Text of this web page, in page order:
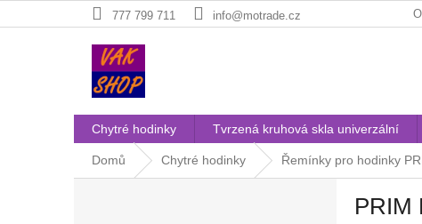
na
777 799 711 info@motrade.cz
Chytré hodinky Tvrzená kruhová skla univerzální
Domů Chytré hodinky Řemínky pro hodinky
PRIM